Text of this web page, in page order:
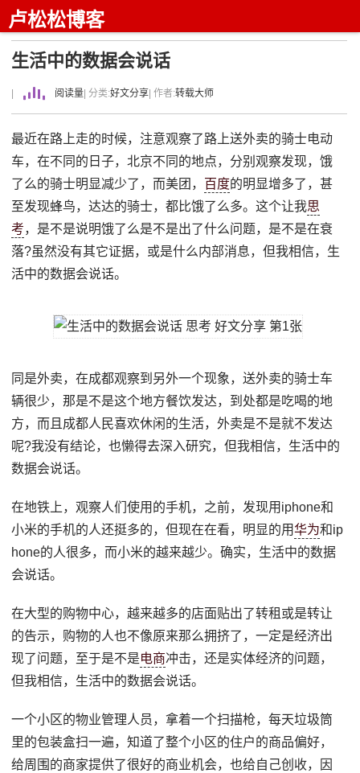
卢松松博客
生活中的数据会说话
阅读量 | 分类:好文分享 | 作者:转载大师
最近在路上走的时候，注意观察了路上送外卖的骑士电动
车，在不同的日子，北京不同的地点，分别观察发现，饿
了么的骑士明显减少了，而美团， 百度的明显增多了，甚
至发现蜂鸟，达达的骑士，都比饿了么多。这个让我思
考，是不是说明饿了么是不是出了什么问题，是不是在衰
落?虽然没有其它证据，或是什么内部消息，但我相信，生
活中的数据会说话。
同是外卖，在成都观察到另外一个现象，送外卖的骑士车
辆很少，那是不是这个地方餐饮发达，到处都是吃喝的地
方，而且成都人民喜欢休闲的生活，外卖是不是就不发达
呢?我没有结论，也懒得去深入研究，但我相信，生活中的
数据会说话。
在地铁上，观察人们使用的手机，之前，发现用iphone和
小米的手机的人还挺多的，但现在在看，明显的用华为和ip
hone的人很多，而小米的越来越少。确实，生活中的数据
会说话。
在大型的购物中心，越来越多的店面贴出了转租或是转让
的告示，购物的人也不像原来那么拥挤了，一定是经济出
现了问题，至于是不是电商冲击，还是实体经济的问题，
但我相信，生活中的数据会说话。
一个小区的物业管理人员，拿着一个扫描枪，每天垃圾筒
里的包装盒扫一遍，知道了整个小区的住户的商品偏好，
给周围的商家提供了很好的商业机会，也给自己创收，因